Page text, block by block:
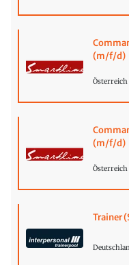
(m/f/d)
Österreich
(m/f/d)
Österreich
Trainer